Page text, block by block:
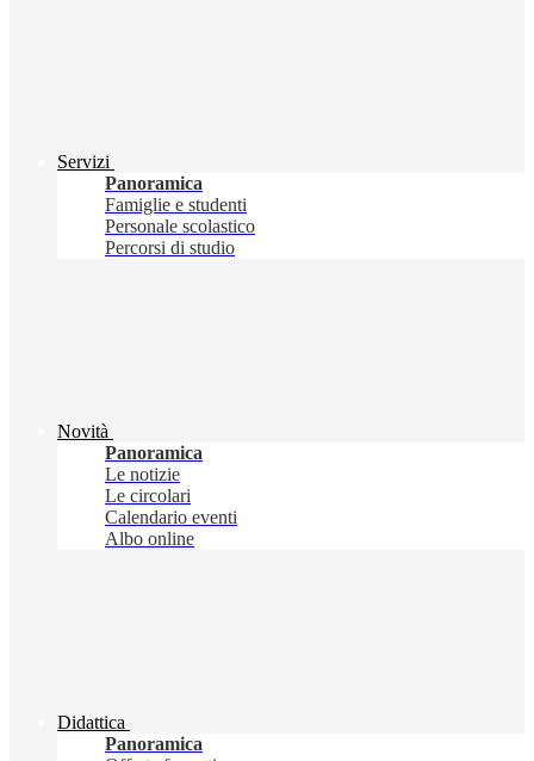
Servizi
Panoramica
Famiglie e studenti
Personale scolastico
Percorsi di studio
Novità
Panoramica
Le notizie
Le circolari
Calendario eventi
Albo online
Didattica
Panoramica